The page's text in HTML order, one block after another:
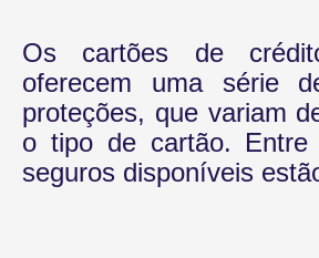
Os cartões de
oferecem uma série
proteções, que variam
o tipo de cartão. Entre
seguros disponíveis